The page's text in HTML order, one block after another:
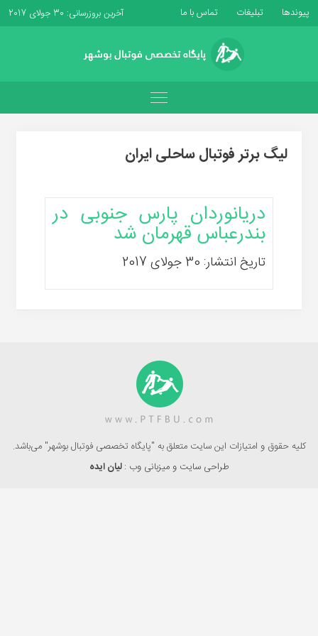
پیوندها تبلیغات تماس با ما آخرین بروزرسانی: 30 جولای 2017
لیگ برتر فوتبال ساحلی ایران
دریانوردان پارس جنوبی در
بندرعباس قهرمان شد
تاریخ انتشار: 30 جولای 2017
کلیه حقوق و امتیازات این سایت متعلق به "پایگاه تخصصی فوتبال بوشهر" می‌باشد.
طراحی سایت و میزبانی وب :لیان ایده